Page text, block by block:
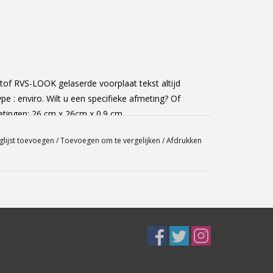
RVS-LOOK gelaserde voorplaat tekst altijd
: enviro. Wilt u een specifieke afmeting? Of
26 cm x 26cm x 0.9 cm
toevoegen /Toevoegen om te vergelijken /Afdrukken